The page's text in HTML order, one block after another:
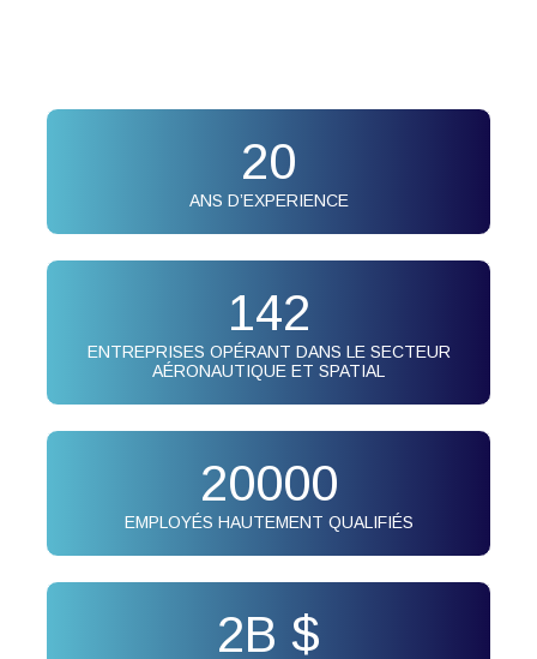
20
ANS D’EXPERIENCE
142
ENTREPRISES OPÉRANT DANS LE SECTEUR
AÉRONAUTIQUE ET SPATIAL
20000
EMPLOYÉS HAUTEMENT QUALIFIÉS
2B $